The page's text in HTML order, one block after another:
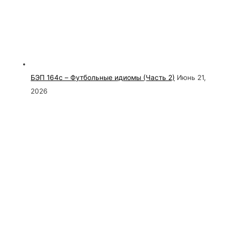
БЭП 164c – Футбольные идиомы (Часть 2) Июнь 21,
2026